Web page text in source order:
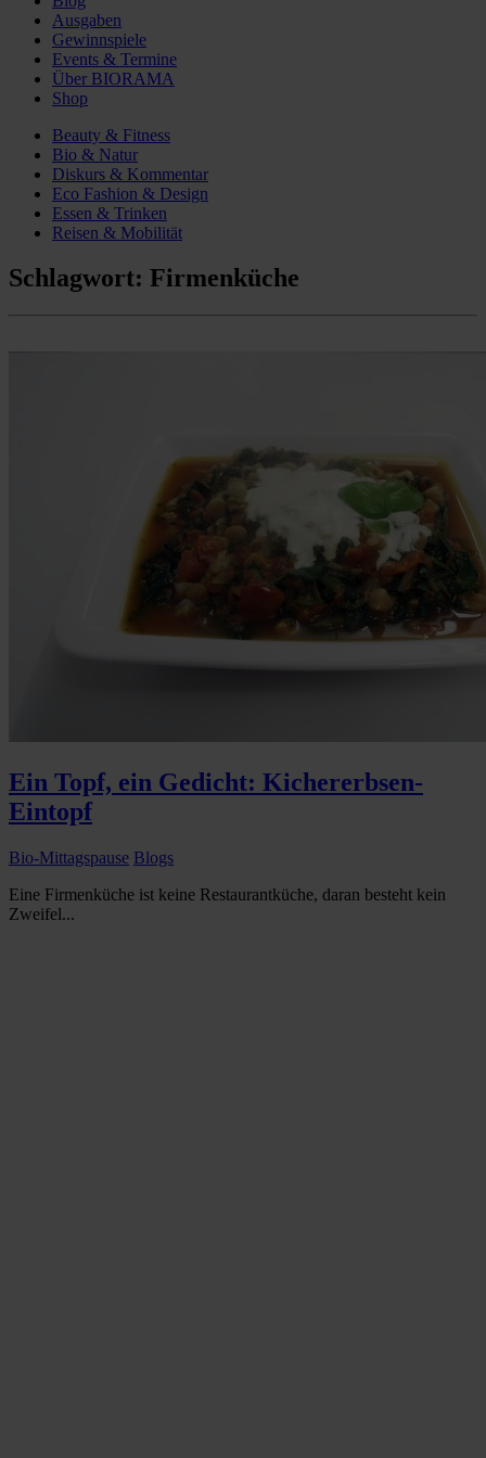
Ausgaben
Gewinnspiele
Events & Termine
Über BIORAMA
Shop
Beauty & Fitness
Bio & Natur
Diskurs & Kommentar
Eco Fashion & Design
Essen & Trinken
Reisen & Mobilität
Schlagwort: Firmenküche
Ein Topf, ein Gedicht: Kichererbsen-
Eintopf
Bio-Mittagspause Blogs
Eine Firmenküche ist keine Restaurantküche, daran besteht kein
Zweifel...